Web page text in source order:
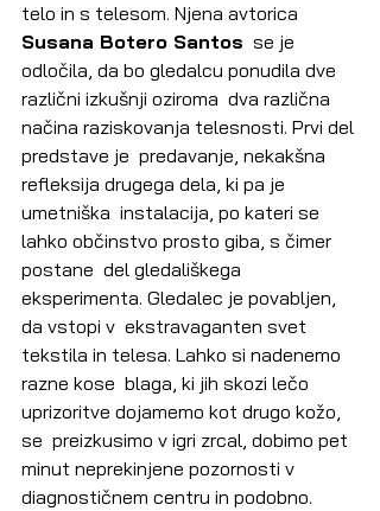
telo in s telesom. Njena avtorica
Susana Botero Santos
  se je
odločila, da bo gledalcu ponudila dve
različni izkušnji oziroma  dva različna
načina raziskovanja telesnosti. Prvi del
predstave je  predavanje, nekakšna
refleksija drugega dela, ki pa je
umetniška  instalacija, po kateri se
lahko občinstvo prosto giba, s čimer
postane  del gledališkega
eksperimenta. Gledalec je povabljen,
da vstopi v  ekstravaganten svet
tekstila in telesa. Lahko si nadenemo
razne kose  blaga, ki jih skozi lečo
uprizoritve dojamemo kot drugo kožo,
se  preizkusimo v igri zrcal, dobimo pet
minut neprekinjene pozornosti v
diagnostičnem centru in podobno.